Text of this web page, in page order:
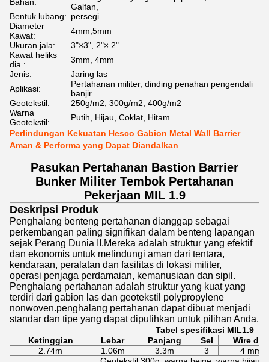
Galfan,
Bentuk lubang: persegi
Diameter
Kawat:
4mm,5mm
Ukuran jala:
3"×3", 2"× 2"
Kawat heliks
dia.:
3mm, 4mm
Jenis:
Jaring las
Aplikasi:
Pertahanan militer, dinding penahan pengendali
banjir
Geotekstil:
250g/m2, 300g/m2, 400g/m2
Warna
Geotekstil:
Putih, Hijau, Coklat, Hitam
Perlindungan Kekuatan Hesco Gabion Metal Wall Barrier
Aman & Performa yang Dapat Diandalkan
Pasukan Pertahanan Bastion Barrier
Bunker Militer Tembok Pertahanan
Pekerjaan MIL 1.9
Deskripsi Produk
Penghalang benteng pertahanan dianggap sebagai
perkembangan paling signifikan dalam benteng lapangan
sejak Perang Dunia II.Mereka adalah struktur yang efektif
dan ekonomis untuk melindungi aman dari tentara,
kendaraan, peralatan dan fasilitas di lokasi militer,
operasi penjaga perdamaian, kemanusiaan dan sipil.
Penghalang pertahanan adalah struktur yang kuat yang
terdiri dari gabion las dan geotekstil polypropylene
nonwoven.penghalang pertahanan dapat dibuat menjadi
standar dan tipe yang dapat dipulihkan untuk pilihan Anda.
Tabel spesifikasi MIL1.9
Ketinggian
Lebar Panjang Sel
Wire dia.
2.74m
1.06m 3.3m 3
4 mm